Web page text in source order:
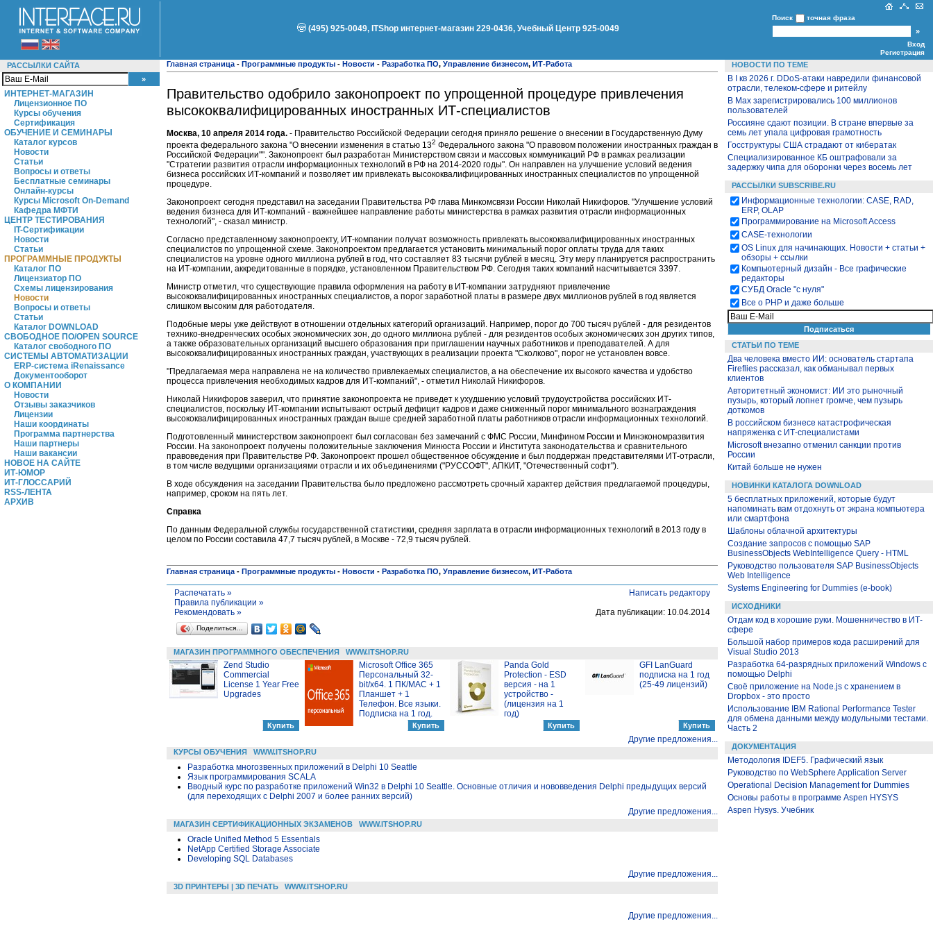
(495) 925-0049, ITShop интернет-магазин 229-0436, Учебный Центр 925-0049
Поиск точная фраза
Вход
Регистрация
РАССЫЛКИ САЙТА
ИНТЕРНЕТ-МАГАЗИН
Лицензионное ПО
Курсы обучения
Сертификация
ОБУЧЕНИЕ И СЕМИНАРЫ
Каталог курсов
Новости
Статьи
Вопросы и ответы
Бесплатные семинары
Онлайн-курсы
Курсы Microsoft On-Demand
Кафедра МФТИ
ЦЕНТР ТЕСТИРОВАНИЯ
IT-Сертификации
Новости
Статьи
ПРОГРАММНЫЕ ПРОДУКТЫ
Каталог ПО
Лицензиатор ПО
Схемы лицензирования
Новости
Вопросы и ответы
Статьи
Каталог DOWNLOAD
СВОБОДНОЕ ПО/OPEN SOURCE
Каталог свободного ПО
СИСТЕМЫ АВТОМАТИЗАЦИИ
ERP-система iRenaissance
Документооборот
О КОМПАНИИ
Новости
Отзывы заказчиков
Лицензии
Наши координаты
Программа партнерства
Наши партнеры
Наши вакансии
НОВОЕ НА САЙТЕ
ИТ-ЮМОР
ИТ-ГЛОССАРИЙ
RSS-ЛЕНТА
АРХИВ
Главная страница - Программные продукты - Новости - Разработка ПО, Управление бизнесом, ИТ-Работа
Правительство одобрило законопроект по упрощенной процедуре привлечения
высококвалифицированных иностранных ИТ-специалистов
Москва, 10 апреля 2014 года. - Правительство Российской Федерации сегодня приняло решение о внесении в Государственную Думу
проекта федерального закона "О внесении изменения в статью 132 Федерального закона "О правовом положении иностранных граждан в
Российской Федерации"". Законопроект был разработан Министерством связи и массовых коммуникаций РФ в рамках реализации
"Стратегии развития отрасли информационных технологий в РФ на 2014-2020 годы". Он направлен на улучшение условий ведения
бизнеса российских ИТ-компаний и позволяет им привлекать высококвалифицированных иностранных специалистов по упрощенной
процедуре.
Законопроект сегодня представил на заседании Правительства РФ глава Минкомсвязи России Николай Никифоров. "Улучшение условий
ведения бизнеса для ИТ-компаний - важнейшее направление работы министерства в рамках развития отрасли информационных
технологий", - сказал министр.
Согласно представленному законопроекту, ИТ-компании получат возможность привлекать высококвалифицированных иностранных
специалистов по упрощенной схеме. Законопроектом предлагается установить минимальный порог оплаты труда для таких
специалистов на уровне одного миллиона рублей в год, что составляет 83 тысячи рублей в месяц. Эту меру планируется распространить
на ИТ-компании, аккредитованные в порядке, установленном Правительством РФ. Сегодня таких компаний насчитывается 3397.
Министр отметил, что существующие правила оформления на работу в ИТ-компании затрудняют привлечение
высококвалифицированных иностранных специалистов, а порог заработной платы в размере двух миллионов рублей в год является
слишком высоким для работодателя.
Подобные меры уже действуют в отношении отдельных категорий организаций. Например, порог до 700 тысяч рублей - для резидентов
технико-внедренческих особых экономических зон, до одного миллиона рублей - для резидентов особых экономических зон других типов,
а также образовательных организаций высшего образования при приглашении научных работников и преподавателей. А для
высококвалифицированных иностранных граждан, участвующих в реализации проекта "Сколково", порог не установлен вовсе.
"Предлагаемая мера направлена не на количество привлекаемых специалистов, а на обеспечение их высокого качества и удобство
процесса привлечения необходимых кадров для ИТ-компаний", - отметил Николай Никифоров.
Николай Никифоров заверил, что принятие законопроекта не приведет к ухудшению условий трудоустройства российских ИТ-
специалистов, поскольку ИТ-компании испытывают острый дефицит кадров и даже сниженный порог минимального вознаграждения
высококвалифицированных иностранных граждан выше средней заработной платы работников отрасли информационных технологий.
Подготовленный министерством законопроект был согласован без замечаний с ФМС России, Минфином России и Минэкономразвития
России. На законопроект получены положительные заключения Минюста России и Института законодательства и сравнительного
правоведения при Правительстве РФ. Законопроект прошел общественное обсуждение и был поддержан представителями ИТ-отрасли,
в том числе ведущими организациями отрасли и их объединениями ("РУССОФТ", АПКИТ, "Отечественный софт").
В ходе обсуждения на заседании Правительства было предложено рассмотреть срочный характер действия предлагаемой процедуры,
например, сроком на пять лет.
Справка
По данным Федеральной службы государственной статистики, средняя зарплата в отрасли информационных технологий в 2013 году в
целом по России составила 47,7 тысяч рублей, в Москве - 72,9 тысяч рублей.
Главная страница - Программные продукты - Новости - Разработка ПО, Управление бизнесом, ИТ-Работа
Распечатать »
Правила публикации »
Написать редактору
Рекомендовать »
Дата публикации: 10.04.2014
Поделиться…
МАГАЗИН ПРОГРАММНОГО ОБЕСПЕЧЕНИЯ WWW.ITSHOP.RU
Zend Studio
Commercial
License 1 Year Free
Upgrades
Microsoft Office 365
Персональный 32-
bit/x64. 1 ПК/MAC + 1
Планшет + 1
Телефон. Все языки.
Подписка на 1 год.
Panda Gold
Protection - ESD
версия - на 1
устройство -
(лицензия на 1
год)
GFI LanGuard
подписка на 1 год
(25-49 лицензий)
Другие предложения...
КУРСЫ ОБУЧЕНИЯ WWW.ITSHOP.RU
Разработка многозвенных приложений в Delphi 10 Seattle
Язык программирования SCALA
Вводный курс по разработке приложений Win32 в Delphi 10 Seattle. Основные отличия и нововведения Delphi предыдущих версий
(для переходящих с Delphi 2007 и более ранних версий)
Другие предложения...
МАГАЗИН СЕРТИФИКАЦИОННЫХ ЭКЗАМЕНОВ WWW.ITSHOP.RU
Oracle Unified Method 5 Essentials
NetApp Certified Storage Associate
Developing SQL Databases
Другие предложения...
3D ПРИНТЕРЫ | 3D ПЕЧАТЬ WWW.ITSHOP.RU
Другие предложения...
НОВОСТИ ПО ТЕМЕ
В I кв 2026 г. DDoS-атаки навредили финансовой
отрасли, телеком-сфере и ритейлу
В Max зарегистрировались 100 миллионов
пользователей
Россияне сдают позиции. В стране впервые за
семь лет упала цифровая грамотность
Госструктуры США страдают от кибератак
Специализированное КБ оштрафовали за
задержку чипа для оборонки через восемь лет
РАССЫЛКИ SUBSCRIBE.RU
Информационные технологии: CASE, RAD,
ERP, OLAP
Программирование на Microsoft Access
CASE-технологии
OS Linux для начинающих. Новости + статьи +
обзоры + ссылки
Компьютерный дизайн - Все графические
редакторы
СУБД Oracle "с нуля"
Все о PHP и даже больше
СТАТЬИ ПО ТЕМЕ
Два человека вместо ИИ: основатель стартапа
Fireflies рассказал, как обманывал первых
клиентов
Авторитетный экономист: ИИ это рыночный
пузырь, который лопнет громче, чем пузырь
доткомов
В российском бизнесе катастрофическая
напряженка с ИТ-специалистами
Microsoft внезапно отменил санкции против
России
Китай больше не нужен
НОВИНКИ КАТАЛОГА DOWNLOAD
5 бесплатных приложений, которые будут
напоминать вам отдохнуть от экрана компьютера
или смартфона
Шаблоны облачной архитектуры
Создание запросов с помощью SAP
BusinessObjects WebIntelligence Query - HTML
Руководство пользователя SAP BusinessObjects
Web Intelligence
Systems Engineering for Dummies (e-book)
ИСХОДНИКИ
Отдам код в хорошие руки. Мошенничество в ИТ-
сфере
Большой набор примеров кода расширений для
Visual Studio 2013
Разработка 64-разрядных приложений Windows с
помощью Delphi
Своё приложение на Node.js с хранением в
Dropbox - это просто
Использование IBM Rational Performance Tester
для обмена данными между модульными тестами.
Часть 2
ДОКУМЕНТАЦИЯ
Методология IDEF5. Графический язык
Руководство по WebSphere Application Server
Operational Decision Management for Dummies
Основы работы в программе Aspen HYSYS
Aspen Hysys. Учебник